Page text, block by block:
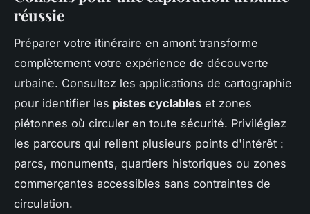
réussie
Préparer votre itinéraire en amont transforme
complètement votre expérience de découverte
urbaine. Consultez les applications de cartographie
pour identifier les pistes cyclables et zones
piétonnes où circuler en toute sécurité. Privilégiez
les parcours qui relient plusieurs points d'intérêt :
parcs, monuments, quartiers historiques ou zones
commerçantes accessibles sans contraintes de
circulation.